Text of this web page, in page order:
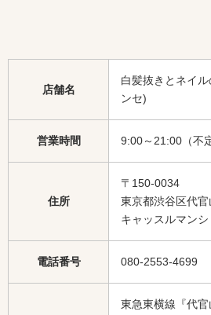
店舗名
白髪抜きとネイ
ンセ)
営業時間 9:00～21:00（不
住所
〒150-0034
東京都渋谷区代
キャッスルマン
電話番号 080-2553-4699
東急東横線『代